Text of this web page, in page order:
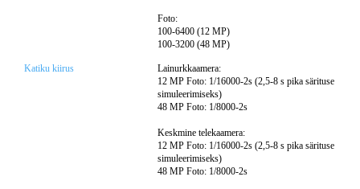
Foto:
100-6400 (12 MP)
100-3200 (48 MP)
Katiku kiirus
Lainurkkaamera:
12 MP Foto: 1/16000-2s (2,5-8 s pika särituse
simuleerimiseks)
48 MP Foto: 1/8000-2s
Keskmine telekaamera:
12 MP Foto: 1/16000-2s (2,5-8 s pika särituse
simuleerimiseks)
48 MP Foto: 1/8000-2s